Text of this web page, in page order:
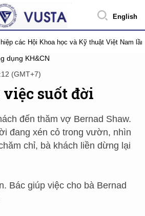
English
các Hội Khoa học và Kỹ thuật Việt Nam
dụng KH&CN
(GMT+7)
suốt đời
đến thăm vợ Bernad Shaw.
đang xén cỏ trong vườn, nhìn
chỉ, bà khách liền dừng lại
Bác giúp việc cho bà Bernad